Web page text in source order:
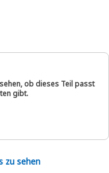
ob dieses Teil passt
gibt.
zu sehen